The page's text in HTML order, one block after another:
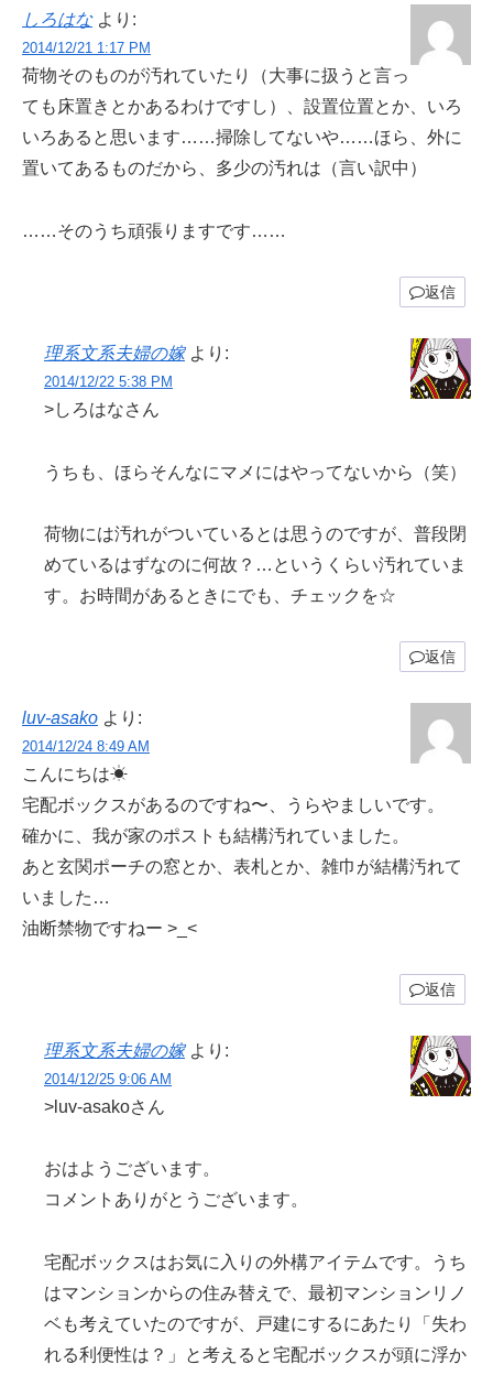
しろはな より:
2014/12/21 1:17 PM
荷物そのものが汚れていたり（大事に扱うと言っ
ても床置きとかあるわけですし）、設置位置とか、いろ
いろあると思います……掃除してないや……ほら、外に
置いてあるものだから、多少の汚れは（言い訳中）
……そのうち頑張りますです……
返信
理系文系夫婦の嫁 より:
2014/12/22 5:38 PM
>しろはなさん
うちも、ほらそんなにマメにはやってないから（笑）
荷物には汚れがついているとは思うのですが、普段閉
めているはずなのに何故？…というくらい汚れていま
す。お時間があるときにでも、チェックを☆
返信
luv-asako より:
2014/12/24 8:49 AM
こんにちは☀︎
宅配ボックスがあるのですね〜、うらやましいです。
確かに、我が家のポストも結構汚れていました。
あと玄関ポーチの窓とか、表札とか、雑巾が結構汚れて
いました…
油断禁物ですねー >_<
返信
理系文系夫婦の嫁 より:
2014/12/25 9:06 AM
>luv-asakoさん
おはようございます。
コメントありがとうございます。
宅配ボックスはお気に入りの外構アイテムです。うち
はマンションからの住み替えで、最初マンションリノ
ベも考えていたのですが、戸建にするにあたり「失わ
れる利便性は？」と考えると宅配ボックスが頭に浮か